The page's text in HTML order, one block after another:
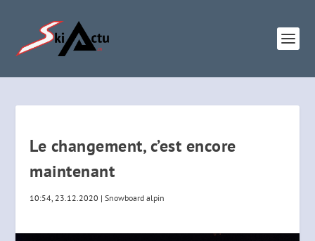
Le changement, c’est encore
maintenant
10:54, 23.12.2020 |Snowboard alpin